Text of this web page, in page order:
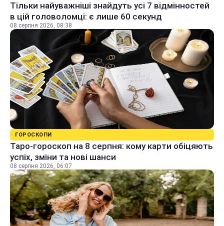
Тільки найуважніші знайдуть усі 7 відмінностей
в цій головоломці: є лише 60 секунд
08 серпня 2026, 08:38
ГОРОСКОПИ
Таро-гороскоп на 8 серпня: кому карти обіцяють
успіх, зміни та нові шанси
08 серпня 2026, 06:07